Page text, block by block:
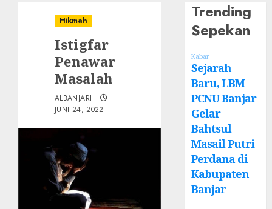
Hikmah
Istigfar
Penawar
Masalah
ALBANJARI
JUNI 24, 2022
Trending
Sepekan
Kabar
Sejarah
Baru, LBM
PCNU Banjar
Gelar
Bahtsul
Masail Putri
Perdana di
Kabupaten
Banjar